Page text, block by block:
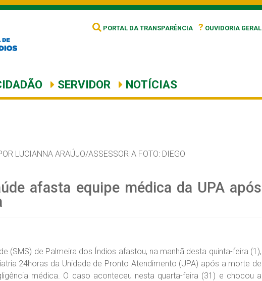
PORTAL DA TRANSPARÊNCIA ? OUVIDORIA GERAL
SERVIDOR NOTÍCIAS
LUCIANNA ARAÚJO/ASSESSORIA FOTO: DIEGO
afasta equipe médica da UPA após
(SMS) de Palmeira dos Índios afastou, na manhã desta quinta-feira (1),
24horas da Unidade de Pronto Atendimento (UPA) após a morte de
médica. O caso aconteceu nesta quarta-feira (31) e chocou a